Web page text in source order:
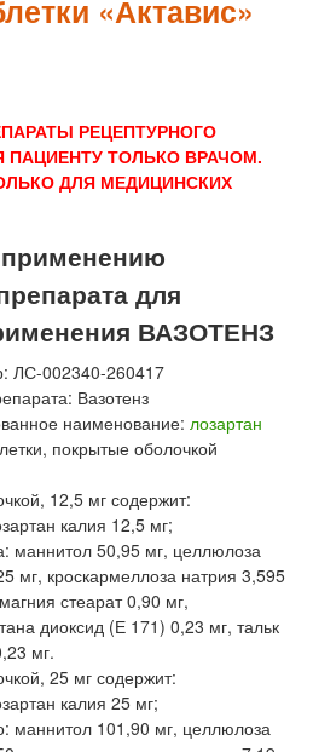
«Актавис»
РЕЦЕПТУРНОГО
ТОЛЬКО ВРАЧОМ.
ДЛЯ МЕДИЦИНСКИХ
для
ВАЗОТЕНЗ
ЛС-002340-260417
Вазотенз
наименование: лозартан
покрытые оболочкой
12,5 мг содержит:
калия 12,5 мг;
маннитол 50,95 мг, целлюлоза
мг, кроскармеллоза натрия 3,595
стеарат 0,90 мг,
диоксид (Е 171) 0,23 мг, тальк
мг.
25 мг содержит:
калия 25 мг;
маннитол 101,90 мг, целлюлоза